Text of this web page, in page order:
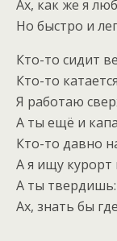
Ах, как же я
Но быстро и
Кто-то сидит
Кто-то
Я работаю
А ты ещё и
Кто-то давно
А я ищу
А ты
Ах, знать бы